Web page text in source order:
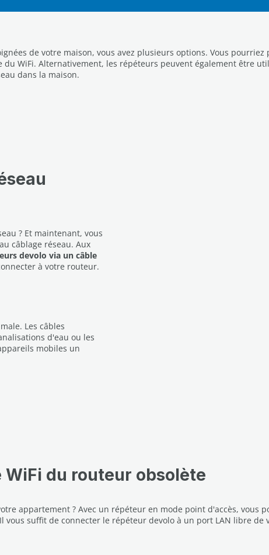
de votre maison, vous avez plusieurs options. Vous
WiFi. Alternativement, les répéteurs peuvent également être
dans la maison.
? Et maintenant, vous
câblage réseau. Aux
devolo via un câble
à votre routeur.
Les câbles
d'eau ou les
mobiles un
du routeur obsolète
appartement ? Avec un répéteur en mode point d'accès, vous
vous suffit de connecter le répéteur devolo à un port LAN libre de